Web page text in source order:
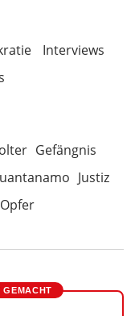
Interviews
Gefängnis
Justiz
GEMACHT